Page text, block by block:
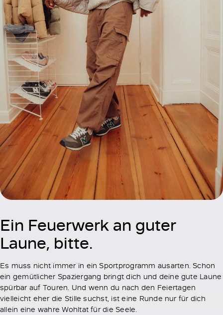
Ein Feuerwerk an guter
Laune, bitte.
Es muss nicht immer in ein Sportprogramm ausarten. Schon
ein gemütlicher Spaziergang bringt dich und deine gute Laune
spürbar auf Touren. Und wenn du nach den Feiertagen
vielleicht eher die Stille suchst, ist eine Runde nur für dich
allein eine wahre Wohltat für die Seele.